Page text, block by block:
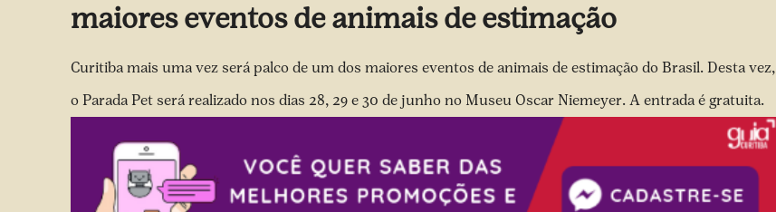
maiores eventos de animais de estimação
Curitiba mais uma vez será palco de um dos maiores eventos de animais de estimação do Brasil. Desta vez,
o Parada Pet será realizado nos dias 28, 29 e 30 de junho no Museu Oscar Niemeyer. A entrada é gratuita.